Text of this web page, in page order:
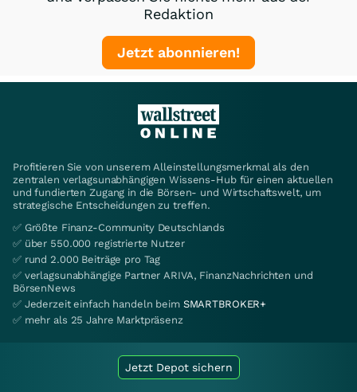
Redaktion
Jetzt abonnieren!
Profitieren Sie von unserem Alleinstellungsmerkmal als den
zentralen verlagsunabhängigen Wissens-Hub für einen aktuellen
und fundierten Zugang in die Börsen- und Wirtschaftswelt, um
strategische Entscheidungen zu treffen.
✅ Größte Finanz-Community Deutschlands
✅ über 550.000 registrierte Nutzer
✅ rund 2.000 Beiträge pro Tag
✅ verlagsunabhängige Partner ARIVA, FinanzNachrichten und
BörsenNews
✅ Jederzeit einfach handeln beim SMARTBROKER+
✅ mehr als 25 Jahre Marktpräsenz
Jetzt Depot sichern